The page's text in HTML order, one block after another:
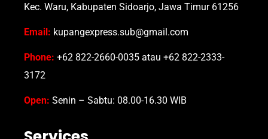
Kec. Waru, Kabupaten Sidoarjo, Jawa Timur 61256
Email: kupangexpress.sub@gmail.com
Phone: +62 822-2660-0035 atau +62 822-2333-
3172
Open: Senin – Sabtu: 08.00-16.30 WIB